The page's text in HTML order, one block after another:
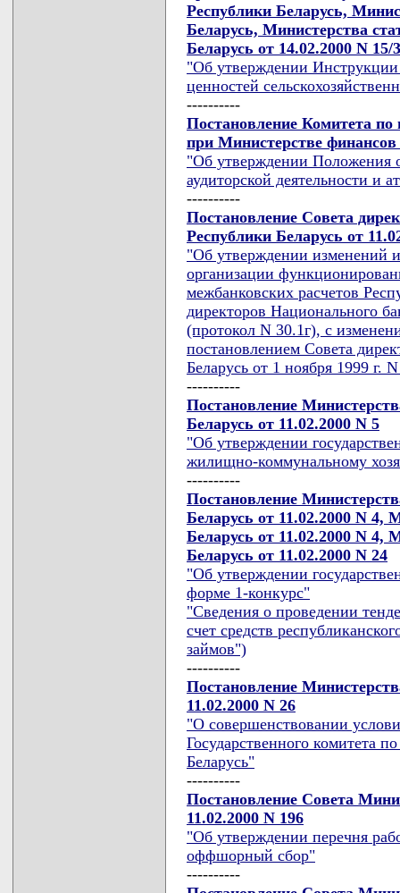
Республики Беларусь,
Беларусь, Министерства
Беларусь от 14.02.2000 N 15/
"Об утверждении Инструкции
ценностей
----------
Постановление Комитета по
при Министерстве финансов
"Об утверждении Положения
аудиторской деятельности и
----------
Постановление Совета
Республики Беларусь от
"Об утверждении изменений
организации
межбанковских расчетов
директоров Национального
(протокол N 30.1г), с
постановлением Совета
Беларусь от 1 ноября 1999 г.
----------
Постановление
Беларусь от 11.02.2000 N 5
"Об утверждении
жилищно-коммунальному
----------
Постановление
Беларусь от 11.02.2000 N 4,
Беларусь от 11.02.2000 N 4,
Беларусь от 11.02.2000 N 24
"Об утверждении
форме 1-конкурс"
"Сведения о проведении
счет средств
займов")
----------
Постановление
11.02.2000 N 26
"О совершенствовании
Государственного комитета
Беларусь"
----------
Постановление Совета
11.02.2000 N 196
"Об утверждении перечня
оффшорный сбор"
----------